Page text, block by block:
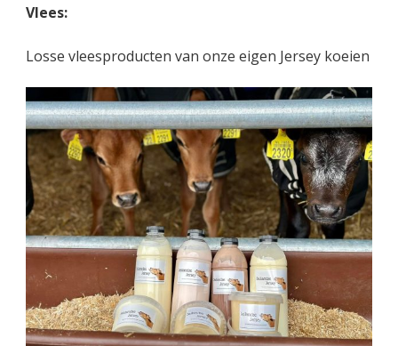
Vlees:
Losse vleesproducten van onze eigen Jersey koeien